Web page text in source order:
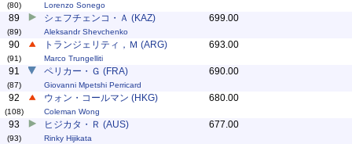
(80) Lorenzo Sonego
89
(89)
シェフチェンコ・Ａ (KAZ)
Aleksandr Shevchenko
699.00
90
(91)
トランジェリティ，Ｍ (ARG)
Marco Trungelliti
693.00
91
(87)
ペリカー・Ｇ (FRA)
Giovanni Mpetshi Perricard
690.00
92
(108)
ウォン・コールマン (HKG)
Coleman Wong
680.00
93
(93)
ヒジカタ・Ｒ (AUS)
Rinky Hijikata
677.00